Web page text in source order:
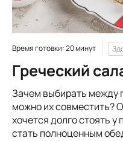
Время готовки: 20 минут
Греческий
Зачем выбирать между
можно их совместить?
хочется долго стоять
стать полноценным